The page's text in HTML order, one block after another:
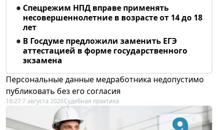
Спецрежим НПД вправе применять
несовершеннолетние в возрасте от 14 до 18
лет
В Госдуме предложили заменить ЕГЭ
аттестацией в форме государственного
экзамена
Персональные данные медработника недопустимо
публиковать без его согласия
18:27 7 августа 2026Судебная практика